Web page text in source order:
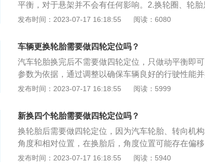
平衡，对于悬架并不会有任何影响。2.换轮圈、轮
平衡，四轮定位指的是悬架的属性，无论换轮胎还
本身没有什么问题，在这个时候去做一个四轮定位
候，如果汽车底盘、悬架受损严重，这也会导致轮
轮定位。
发布时间：2023-07-17 16:18:55 阅读：6080
车辆更换轮胎需要做四轮定位吗？
汽车轮胎换完后不需要做四轮定位，只做动平衡即
参数为依据，通过调整以确保车辆良好的行驶性能
要做四轮定位的情况有：汽车正常走直线的时候，
不断调整才能使车辆进行直线行驶的时候，如果不
险。在正常检查轮胎的时候，发现汽车的轮胎出现
胎的情况时，就需要检查是不是汽车的四轮定位出
可能会出现爆胎的现象。更换轮胎后必须进行车轮
系，如果在行驶中车辆没有跑偏现象，方向盘也没
发布时间：2023-07-17 16:18:55 阅读：5999
新换四个轮胎需要做四轮定位吗？
换轮胎后需要做四轮定位，因为汽车轮胎、转向机
角度和相对位置，在换胎后，角度位置可能存在偏
向精度变差、方向盘不正、吃胎等现象，需要及时
发布时间：2023-07-17 16:18:55 阅读：5940